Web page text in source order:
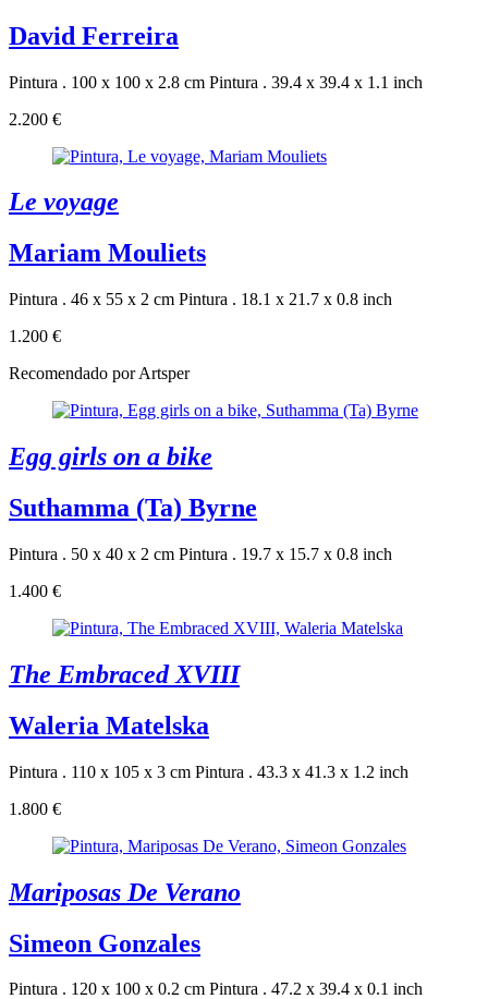
David Ferreira
Pintura . 100 x 100 x 2.8 cm Pintura . 39.4 x 39.4 x 1.1 inch
2.200 €
Le voyage
Mariam Mouliets
Pintura . 46 x 55 x 2 cm Pintura . 18.1 x 21.7 x 0.8 inch
1.200 €
Recomendado por Artsper
Egg girls on a bike
Suthamma (Ta) Byrne
Pintura . 50 x 40 x 2 cm Pintura . 19.7 x 15.7 x 0.8 inch
1.400 €
The Embraced XVIII
Waleria Matelska
Pintura . 110 x 105 x 3 cm Pintura . 43.3 x 41.3 x 1.2 inch
1.800 €
Mariposas De Verano
Simeon Gonzales
Pintura . 120 x 100 x 0.2 cm Pintura . 47.2 x 39.4 x 0.1 inch